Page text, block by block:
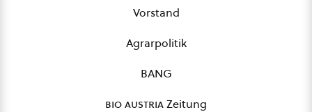
Vorstand
Agrarpolitik
BANG
bio austriaZeitung